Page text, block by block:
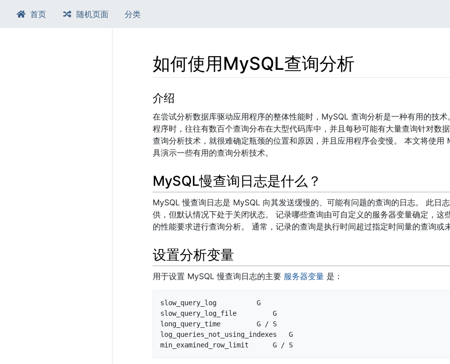
首页 随机页面 分类
如何使用MySQL查询分析
跳转至：
介绍
在尝试分析数据库驱动应用程序的整体性能时，MySQL 查询分析是一种有用的技
程序时，往往有数百个查询分布在大型代码库中，并且每秒可能有大量查询针对数
查询分析技术，就很难确定瓶颈的位置和原因，并且应用程序会变慢。 本文将使用
具演示一些有用的查询分析技术。
MySQL慢查询日志是什么？
MySQL 慢查询日志是 MySQL 向其发送缓慢的、可能有问题的查询的日志。 此日
供，但默认情况下处于关闭状态。 记录哪些查询由可自定义的服务器变量确定，这
的性能要求进行查询分析。 通常，记录的查询是执行时间超过指定时间量的查询或
设置分析变量
用于设置 MySQL 慢查询日志的主要 服务器变量 是：
slow_query_log          G
slow_query_log_file         G
long_query_time         G / S
log_queries_not_using_indexes   G
min_examined_row_limit      G / S